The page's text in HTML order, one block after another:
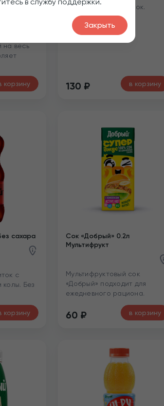
Закрыть
на весь
корзину
газированный напиток.
130 ₽ в корзину
сахара
с
колы. Без
корзину
Сок «Добрый» 0.2л
Мультифрукт
Мультифруктовый сок
«Добрый» подходит для
ежедневного рациона.
60 ₽ в корзину